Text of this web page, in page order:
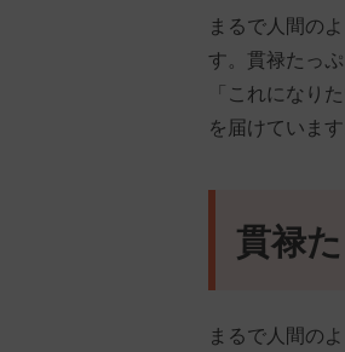
まるで人間の
す。貫禄たっ
「これになり
を届けています
貫禄
まるで人間の